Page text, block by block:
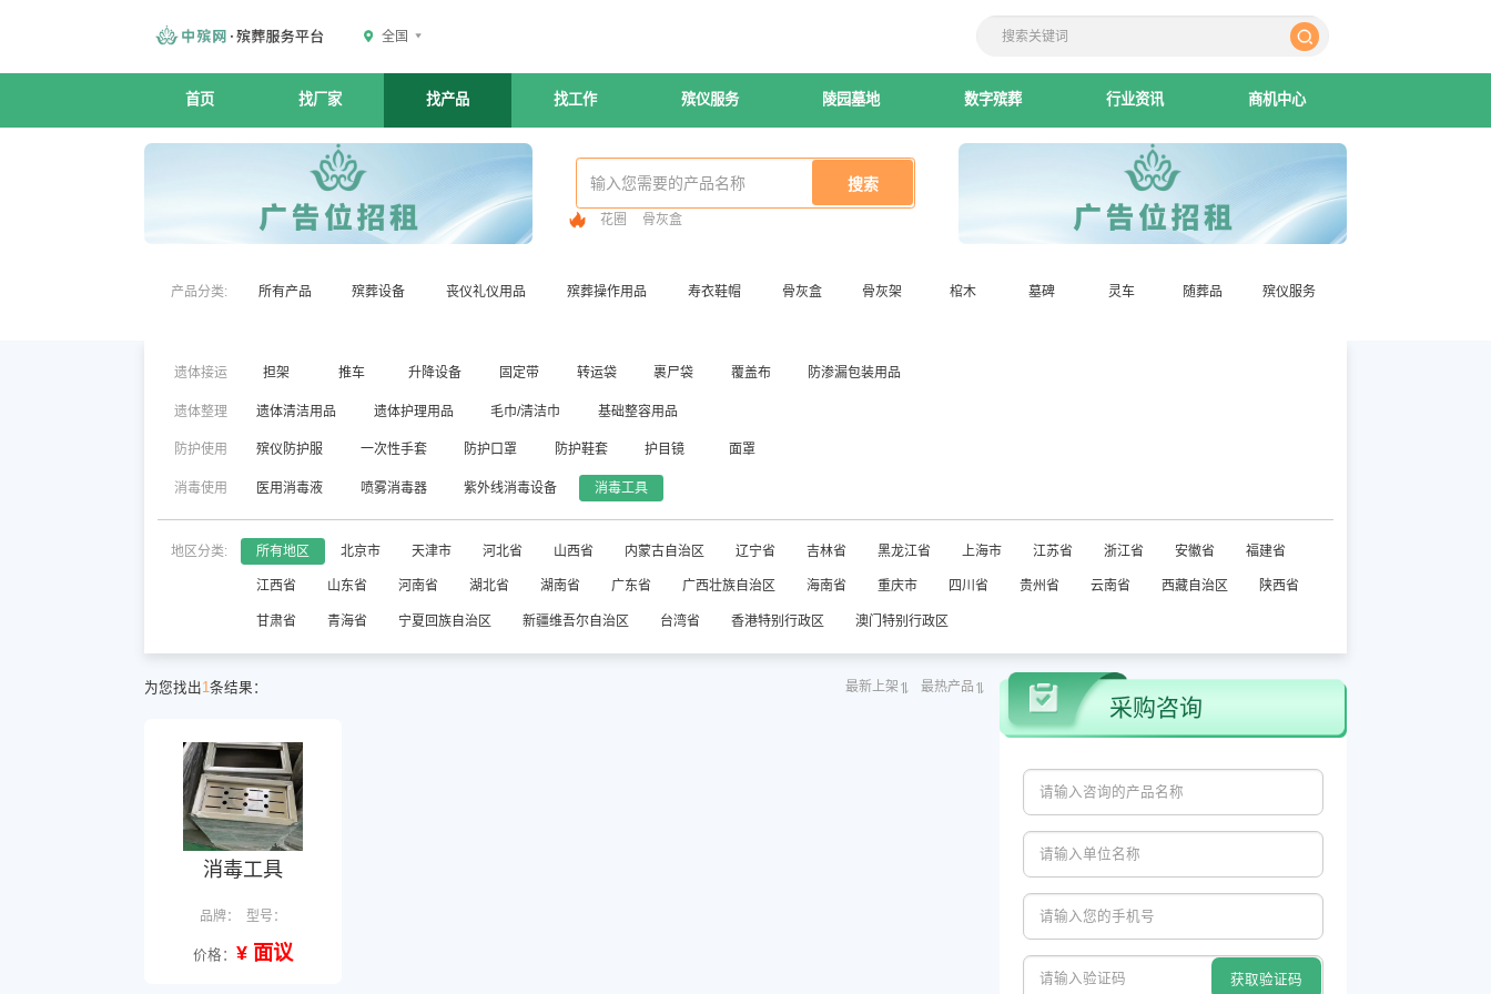
全国
首页 找厂家 找产品 找工作 殡仪服务 陵园墓地 数字殡葬 行业资讯 商机中心
花圈 骨灰盒
产品分类: 所有产品 殡葬设备 丧仪礼仪用品 殡葬操作用品 寿衣鞋帽 骨灰盒 骨灰架 棺木 墓碑 灵车 随葬品 殡仪服务
遗体接运 担架 推车 升降设备 固定带 转运袋 裹尸袋 覆盖布 防渗漏包装用品
遗体整理 遗体清洁用品 遗体护理用品 毛巾/清洁巾 基础整容用品
防护使用 殡仪防护服 一次性手套 防护口罩 防护鞋套 护目镜 面罩
消毒使用 医用消毒液 喷雾消毒器 紫外线消毒设备 消毒工具
地区分类: 所有地区 北京市 天津市 河北省 山西省 内蒙古自治区 辽宁省 吉林省 黑龙江省 上海市 江苏省 浙江省 安徽省 福建省
江西省 山东省 河南省 湖北省 湖南省 广东省 广西壮族自治区 海南省 重庆市 四川省 贵州省 云南省 西藏自治区 陕西省
甘肃省 青海省 宁夏回族自治区 新疆维吾尔自治区 台湾省 香港特别行政区 澳门特别行政区
为您找出1条结果： 最新上架 最热产品
消毒工具
品牌： 型号：
价格： ¥ 面议
采购咨询